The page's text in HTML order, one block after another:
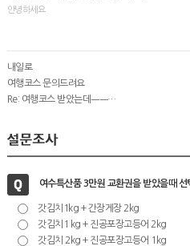
안녕하세요
내일로
여행코스 문의드려요
Re: 여행코스 받았는데ㅡㅡ…
여수특산품 3만원 교환권을 받았을때 선
갓김치1kg + 간장게장 2kg
갓김치1 kg + 진공포장고등어 2kg
갓김치 2kg + 진공포장고등어 1kg